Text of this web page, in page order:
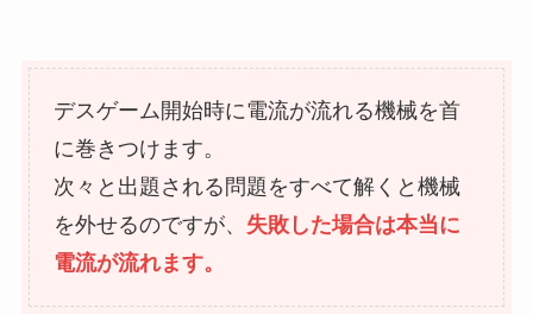
デスゲーム開始時に電流が流れる機械を首
に巻きつけます。
次々と出題される問題をすべて解くと機械
を外せるのですが、 失敗した場合は本当に
電流が流れます。